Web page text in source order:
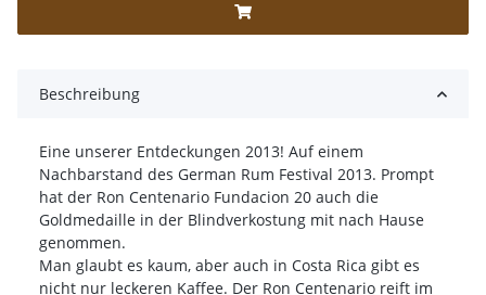
Beschreibung
Eine unserer Entdeckungen 2013! Auf einem
Nachbarstand des German Rum Festival 2013. Prompt
hat der Ron Centenario Fundacion 20 auch die
Goldmedaille in der Blindverkostung mit nach Hause
genommen.
Man glaubt es kaum, aber auch in Costa Rica gibt es
nicht nur leckeren Kaffee. Der Ron Centenario reift im